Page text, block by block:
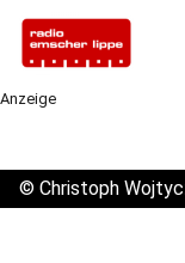
Anzeige
© Christoph